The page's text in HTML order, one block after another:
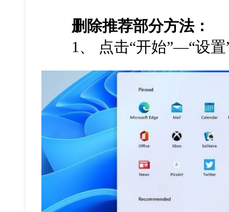
删除推荐部分方法：
1、 点击“开始”—“设置